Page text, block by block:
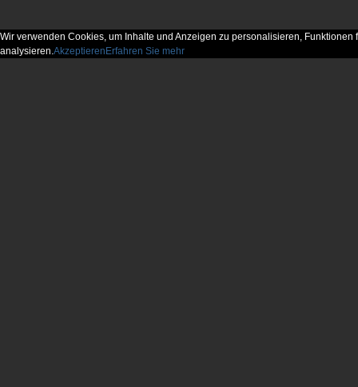
Wir verwenden Cookies, um Inhalte und Anzeigen zu personalisieren,
analysieren.Akzeptieren Erfahren Sie mehr